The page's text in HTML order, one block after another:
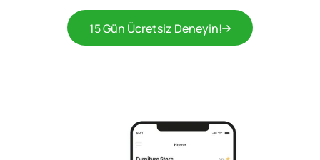
15 Gün Ücretsiz Deneyin!